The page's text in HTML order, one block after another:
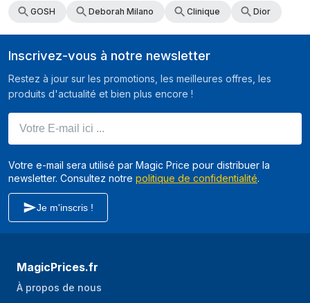
GOSH Deborah Milano Clinique Dior
Inscrivez-vous à notre newsletter
Restez à jour sur les promotions, les meilleures offres, les
produits d'actualité et bien plus encore !
Votre e-mail sera utilisé par Magic Price pour distribuer la
newsletter. Consultez notre politique de confidentialité.
Je m'inscris !
MagicPrices.fr
À propos de nous